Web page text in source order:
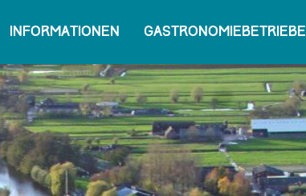
Informationen Gastronomiebetriebe